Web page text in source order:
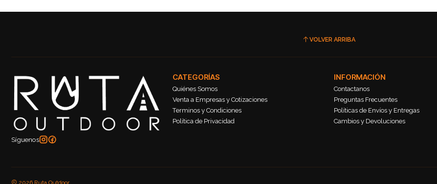
VOLVER ARRIBA
Síguenos
CATEGORÍAS
Quiénes Somos
Venta a Empresas y Cotizaciones
Terminos y Condiciones
Política de Privacidad
INFORMACIÓN
Contactanos
Preguntas Frecuentes
Políticas de Envíos y Entregas
Cambios y Devoluciones